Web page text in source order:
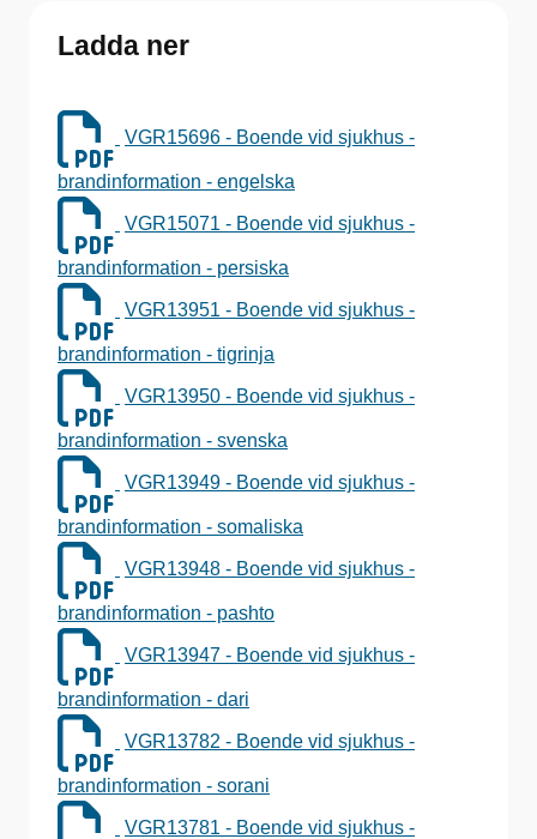
Ladda ner
VGR15696 - Boende vid sjukhus -
brandinformation - engelska
VGR15071 - Boende vid sjukhus -
brandinformation - persiska
VGR13951 - Boende vid sjukhus -
brandinformation - tigrinja
VGR13950 - Boende vid sjukhus -
brandinformation - svenska
VGR13949 - Boende vid sjukhus -
brandinformation - somaliska
VGR13948 - Boende vid sjukhus -
brandinformation - pashto
VGR13947 - Boende vid sjukhus -
brandinformation - dari
VGR13782 - Boende vid sjukhus -
brandinformation - sorani
VGR13781 - Boende vid sjukhus -